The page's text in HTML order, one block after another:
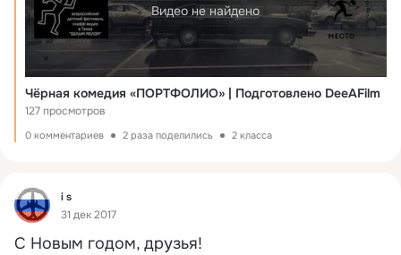
Видео не найдено
Чёрная комедия «ПОРТФОЛИО» | Подготовлено DeeAFilm
127 просмотров
0 комментариев 2 раза поделились 2 класса
Фид
i s
31 дек 2017
С Новым годом, друзья!